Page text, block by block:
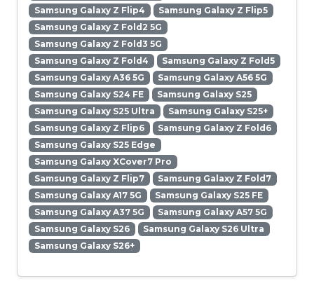
Samsung Galaxy Z Flip4
Samsung Galaxy Z Flip5
Samsung Galaxy Z Fold2 5G
Samsung Galaxy Z Fold3 5G
Samsung Galaxy Z Fold4
Samsung Galaxy Z Fold5
Samsung Galaxy A36 5G
Samsung Galaxy A56 5G
Samsung Galaxy S24 FE
Samsung Galaxy S25
Samsung Galaxy S25 Ultra
Samsung Galaxy S25+
Samsung Galaxy Z Flip6
Samsung Galaxy Z Fold6
Samsung Galaxy S25 Edge
Samsung Galaxy XCover7 Pro
Samsung Galaxy Z Flip7
Samsung Galaxy Z Fold7
Samsung Galaxy A17 5G
Samsung Galaxy S25 FE
Samsung Galaxy A37 5G
Samsung Galaxy A57 5G
Samsung Galaxy S26
Samsung Galaxy S26 Ultra
Samsung Galaxy S26+